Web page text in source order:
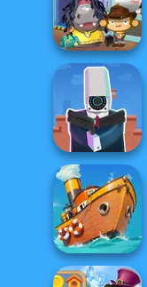
Mini Golf Saga
Dr. Panda Airport
Cameraman vs
Toilets Puzzle